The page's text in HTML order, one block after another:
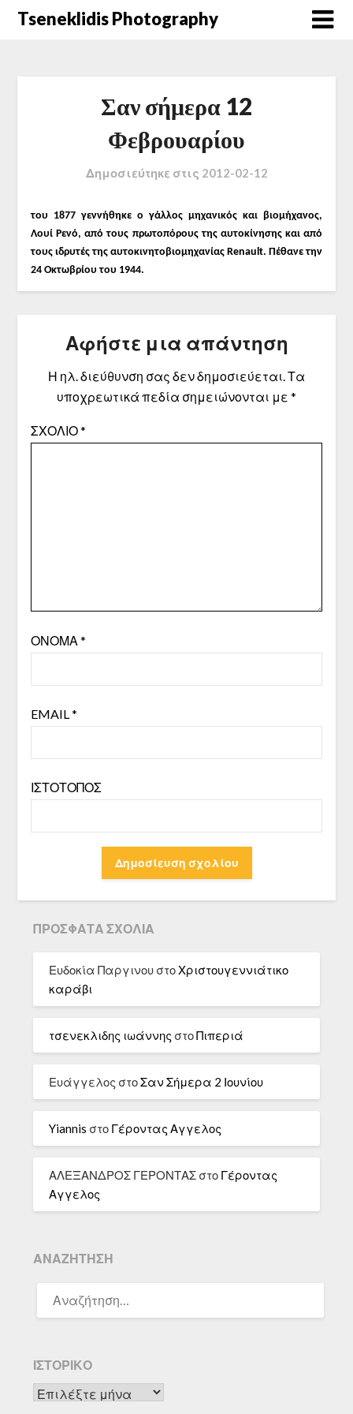
Μετάβαση
Tseneklidis Photography
Σαν σήμερα 12
Φεβρουαρίου
Δημοσιεύτηκε στις 2012-02-12
του 1877 γεννήθηκε ο γάλλος μηχανικός και βιομήχανος,
Λουί Ρενό, από τους πρωτοπόρους της αυτοκίνησης και από
τους ιδρυτές της αυτοκινητοβιομηχανίας Renault.Πέθανε την
24 Οκτωβρίου του 1944.
Αφήστε μια απάντηση
Η ηλ. διεύθυνση σας δεν δημοσιεύεται.Τα
υποχρεωτικά πεδία σημειώνονται με *
ΣΧΌΛΙΟ*
ΌΝΟΜΑ *
EMAIL*
ΙΣΤΌΤΟΠΟΣ
ΠΡΌΣΦΑΤΑ ΣΧΌΛΙΑ
Ευδοκία Παργινου στοΧριστουγεννιάτικο
καράβι
τσενεκλιδης ιωάννης στοΠιπεριά
Ευάγγελος στοΣαν Σήμερα 2 Ιουνίου
Yiannis στο Γέροντας Αγγελος
ΑΛΕΞΑΝΔΡΟΣ ΓΕΡΟΝΤΑΣ στο Γέροντας
Αγγελος
ΑΝΑΖΉΤΗΣΗ
ΓΙΑ:
ΙΣΤΟΡΙΚΌ
Ιστορικό